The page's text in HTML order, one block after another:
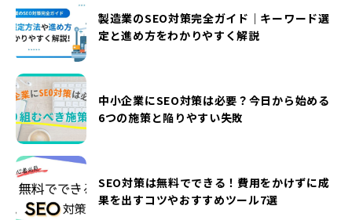
製造業のSEO対策完全ガイド｜キーワード選
定と進め方をわかりやすく解説
中小企業にSEO対策は必要？今日から始める
6つの施策と陥りやすい失敗
SEO対策は無料でできる！費用をかけずに成
果を出すコツやおすすめツール7選